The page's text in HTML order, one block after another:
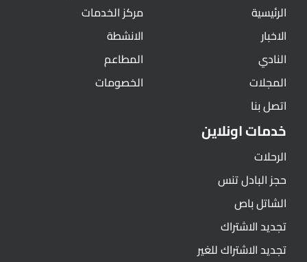
الرئيسية
الاخبار
النادي
المجلات
اتصل بنا
مركز الخدمات
الانشطة
المطاعم
الخصومات
خدمات اونلاين
الرحلات
حجز البادل تنس
الشاتل باص
تجديد الاشتراك
تجديد الاشتراك للغير